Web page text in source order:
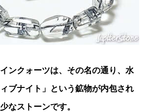
ンクォーツは、その名の通り、水
ブナイト」という鉱物が内包され
なストーンです。